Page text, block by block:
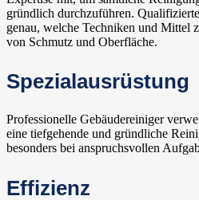
gründlich durchzuführen.
genau, welche Techniken und Mittel
von Schmutz und Oberfläche.
Spezialausrüstung
Professionelle Gebäudereiniger
eine tiefgehende und gründliche
besonders bei anspruchsvollen
Effizienz